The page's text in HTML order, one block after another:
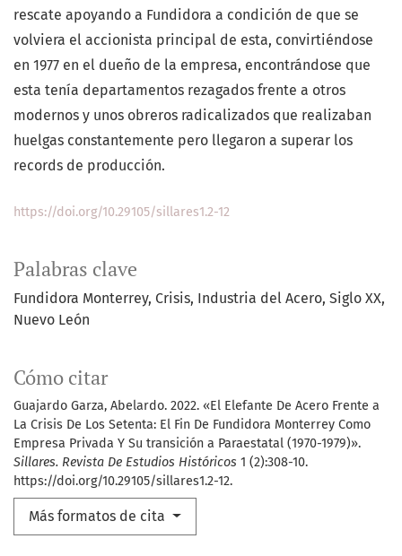
Palabras clave
Fundidora Monterrey Crisis Industria del Acero Siglo XX
Nuevo León
Cómo citar
Guajardo Garza, Abelardo. 2022. «El Elefante De Acero Frente a
La Crisis De Los Setenta: El Fin De Fundidora Monterrey Como
Empresa Privada Y Su transición a Paraestatal (1970-1979)».
Sillares. Revista De Estudios Históricos 1 (2):308-10.
https://doi.org/10.29105/sillares1.2-12.
Más formatos de cita
rescate apoyando a Fundidora a condición de que se
volviera el accionista principal de esta, convirtiéndose
en 1977 en el dueño de la empresa, encontrándose que
esta tenía departamentos rezagados frente a otros
modernos y unos obreros radicalizados que realizaban
huelgas constantemente pero llegaron a superar los
records de producción.
https://doi.org/10.29105/sillares1.2-12